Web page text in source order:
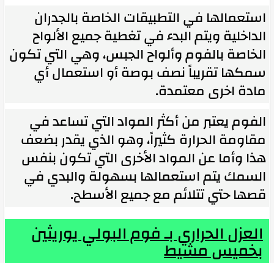
استعمالها في التطبيقات الخاصة بالجدران
الداخلية ويتم البدء في تغطية جميع الألواح
الخاصة بالفوم وألواح الجبس، وهي التي تكون
سمكها تقريباً نصف بوصة أو استعمال أي
مادة اخرى معتمدة.
الفوم يعتبر من أكثر المواد التي تساعد في
مقاومة الحرارة كثيراً، وهو الذي يقدر بضعف
هذا وأما عن المواد الأخرى التي تكون بنفس
السمك يتم استعمالها بسهولة والبدي في
قصها حتي تتلائم مع جميع الأسطح.
العزل الحراري بـ فوم البولي يوريثين
بخميس مشيط